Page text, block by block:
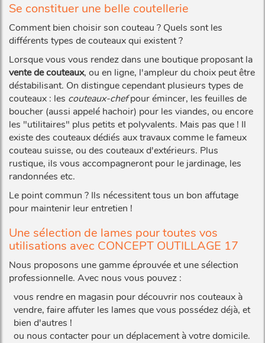
Se constituer une belle coutellerie
Comment bien choisir son couteau ? Quels sont les
différents types de couteaux qui existent ?
Lorsque vous vous rendez dans une boutique proposant la
vente de couteaux, ou en ligne, l'ampleur du choix peut être
déstabilisant. On distingue cependant plusieurs types de
couteaux : les couteaux-chefpour émincer, les feuilles de
boucher (aussi appelé hachoir) pour les viandes, ou encore
les "utilitaires" plus petits et polyvalents. Mais pas que ! Il
existe des couteaux dédiés aux travaux comme le fameux
couteau suisse, ou des couteaux d'extérieurs. Plus
rustique, ils vous accompagneront pour le jardinage, les
randonnées etc.
Le point commun ? Ils nécessitent tous un bon affutage
pour maintenir leur entretien !
Une sélection de lames pour toutes vos
utilisations avec CONCEPT OUTILLAGE 17
Nous proposons une gamme éprouvée et une sélection
professionnelle. Avec nous vous pouvez :
vous rendre en magasin pour découvrir nos couteaux à
vendre, faire affuter les lames que vous possédez déjà, et
bien d'autres !
ou nous contacter pour un déplacement à votre domicile.